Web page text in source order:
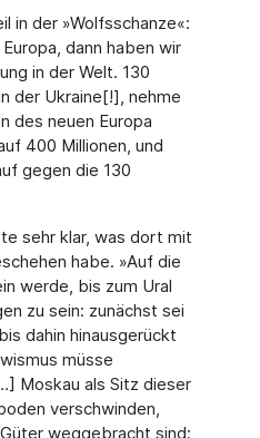
in der »Wolfsschanze«:
dann haben wir
in der Welt. 130
der Ukraine[!], nehme
des neuen Europa
400 Millionen, und
gegen die 130
sehr klar, was dort mit
habe. »Auf die
werde, bis zum Ural
zu sein: zunächst sei
dahin hinausgerückt
müsse
Moskau als Sitz dieser
verschwinden,
weggebracht sind;